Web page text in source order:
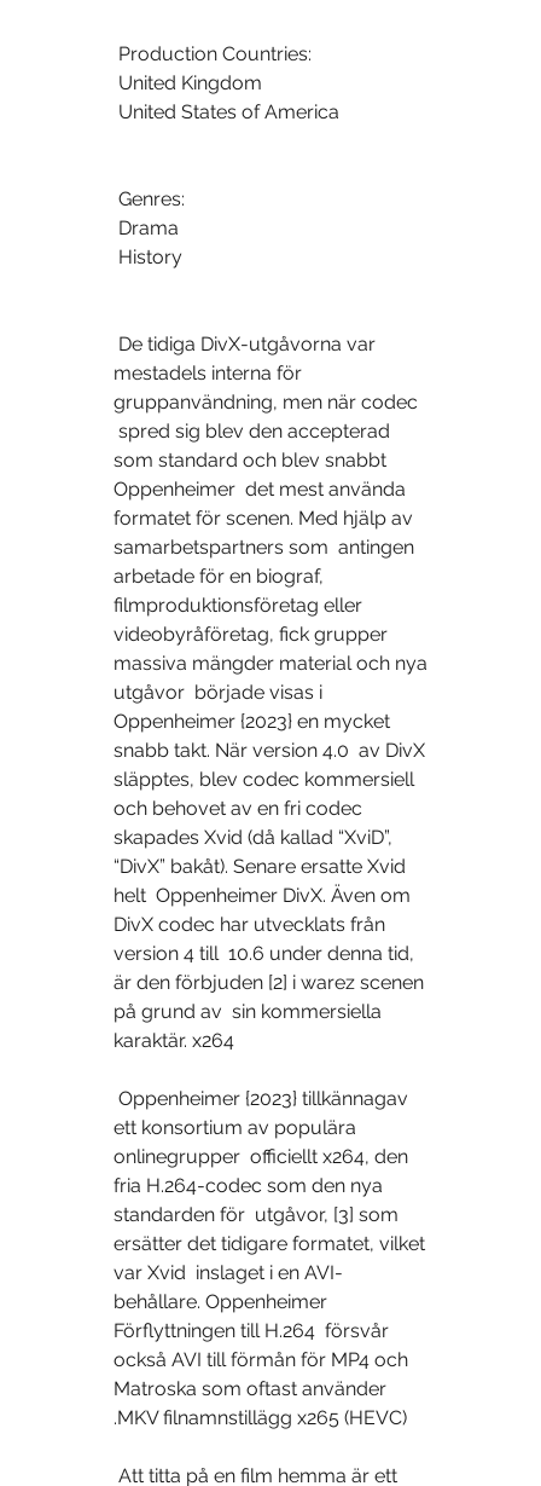
Production Countries:
United Kingdom
United States of America
Genres:
Drama
History
mestadels interna för
gruppanvändning, men när codec
som standard och blev snabbt
Oppenheimer  det mest använda
formatet för scenen. Med hjälp av
samarbetspartners som  antingen
arbetade för en biograf,
filmproduktionsföretag eller
videobyråföretag, fick grupper
massiva mängder material och nya
utgåvor  började visas i
Oppenheimer {2023} en mycket
snabb takt. När version 4.0  av DivX
släpptes, blev codec kommersiell
och behovet av en fri codec
skapades Xvid (då kallad “XviD”,
“DivX” bakåt). Senare ersatte Xvid
helt  Oppenheimer DivX. Även om
DivX codec har utvecklats från
version 4 till  10.6 under denna tid,
är den förbjuden [2] i warez scenen
på grund av  sin kommersiella
karaktär. x264
ett konsortium av populära
onlinegrupper  officiellt x264, den
fria H.264-codec som den nya
standarden för  utgåvor, [3] som
ersätter det tidigare formatet, vilket
var Xvid  inslaget i en AVI-
behållare. Oppenheimer
Förflyttningen till H.264  försvår
också AVI till förmån för MP4 och
Matroska som oftast använder
.MKV filnamnstillägg x265 (HEVC)